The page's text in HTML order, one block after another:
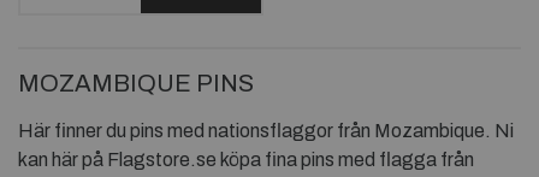
MOZAMBIQUE PINS
Här finner du pins med nationsflaggor från Mozambique. Ni
kan här på Flagstore.se köpa fina pins med flagga från